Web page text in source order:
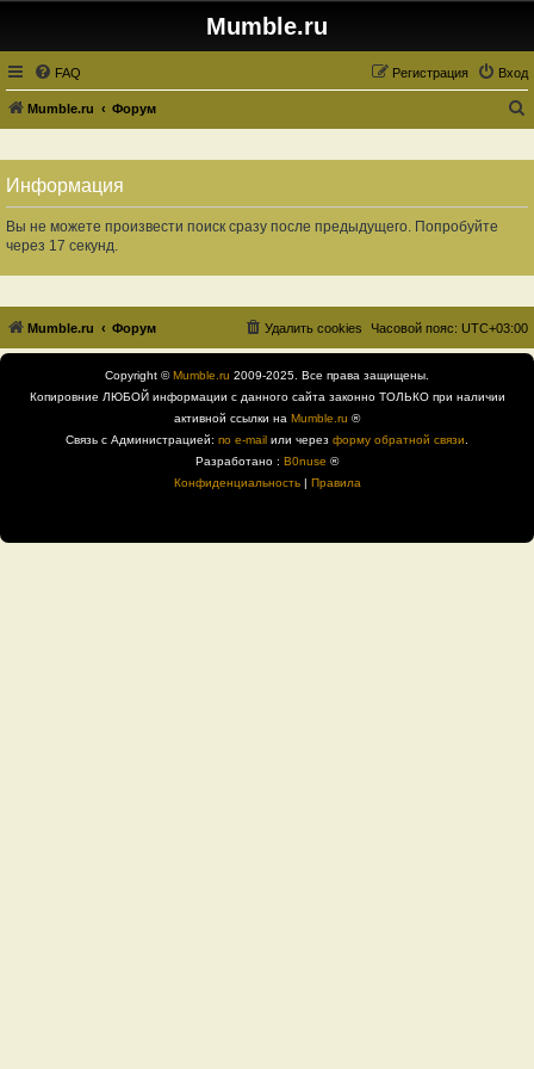
Mumble.ru
FAQ Вход
Регистрация
Mumble.ru Форум
и
Информация
Вы не можете произвести поиск сразу после предыдущего. Попробуйте
через 17 секунд.
Mumble.ru Форум Часовой пояс: UTC+03:00
Удалить cookies
Copyright ©Mumble.ru 2009-2025. Все права защищены.
Копировние ЛЮБОЙ информации с данного сайта законно ТОЛЬКО при наличии
активной ссылки на Mumble.ru ®
Связь с Администрацией: по e-mail или через форму обратной связи
Разработано : B0nuse ®
Конфиденциальность| Правила